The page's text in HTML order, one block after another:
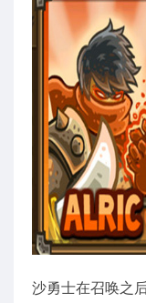
沙勇士在召唤之